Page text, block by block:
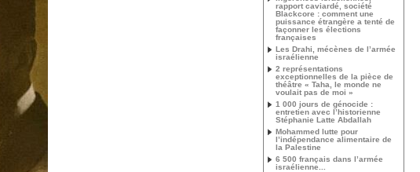
rapport caviardé, société
Blackcore : comment une
puissance étrangère a tenté de
façonner les élections
françaises
Les Drahi, mécènes de l’armée
israélienne
2 représentations
exceptionnelles de la pièce de
théâtre « Taha, le monde ne
voulait pas de moi »
1 000 jours de génocide :
entretien avec l’historienne
Stéphanie Latte Abdallah
Mohammed lutte pour
l’indépendance alimentaire de
la Palestine
6 500 français dans l’armée
israélienne...